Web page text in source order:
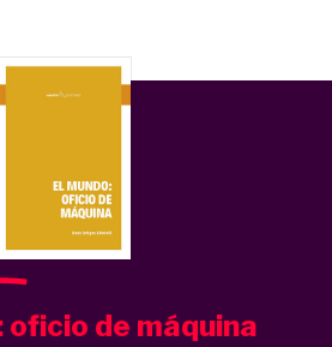
oficio de máquina